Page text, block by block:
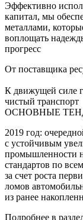
Эффективно
капитал, мы
металлами,
воплощать
прогресс
От поставщика
К движущей силе
чистый транспорт
ОСНОВНЫЕ
2019 год:
с устойчивым
промышленности
стандартов по
за счет роста
ломов
из ранее
Подробнее в